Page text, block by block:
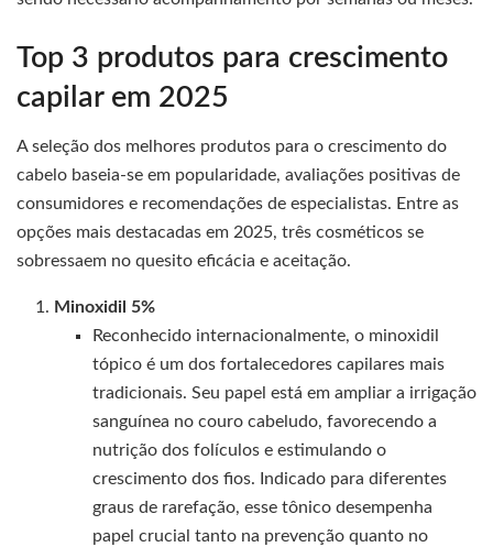
Top 3 produtos para crescimento
capilar em 2025
A seleção dos melhores produtos para o crescimento do
cabelo baseia-se em popularidade, avaliações positivas de
consumidores e recomendações de especialistas. Entre as
opções mais destacadas em 2025, três cosméticos se
sobressaem no quesito eficácia e aceitação.
Minoxidil 5%
Reconhecido internacionalmente, o minoxidil
tópico é um dos fortalecedores capilares mais
tradicionais. Seu papel está em ampliar a irrigação
sanguínea no couro cabeludo, favorecendo a
nutrição dos folículos e estimulando o
crescimento dos fios. Indicado para diferentes
graus de rarefação, esse tônico desempenha
papel crucial tanto na prevenção quanto no